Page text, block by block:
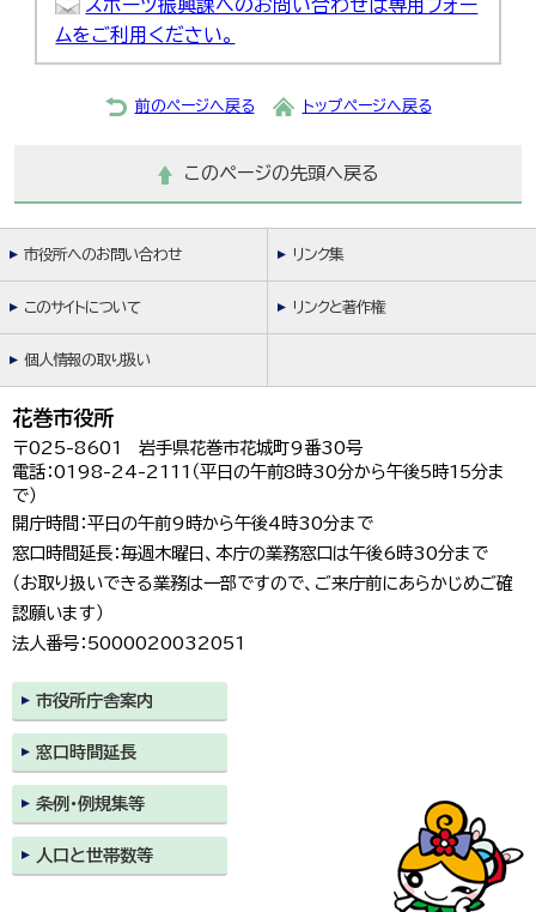
スポーツ振興課へのお問い合わせは専用フォー
ムをご利用ください。
前のページへ戻る トップページへ戻る
このページの先頭へ戻る
市役所へのお問い合わせ リンク集
このサイトについて リンクと著作権
個人情報の取り扱い
花巻市役所
〒025-8601 岩手県花巻市花城町9番30号
電話：0198-24-2111（平日の午前8時30分から午後5時15分ま
で）
開庁時間：平日の午前9時から午後4時30分まで
窓口時間延長：毎週木曜日、本庁の業務窓口は午後6時30分まで
（お取り扱いできる業務は一部ですので、ご来庁前にあらかじめご確
認願います）
法人番号：5000020032051
市役所庁舎案内
窓口時間延長
条例・例規集等
人口と世帯数等